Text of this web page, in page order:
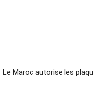
Le Maroc autorise les